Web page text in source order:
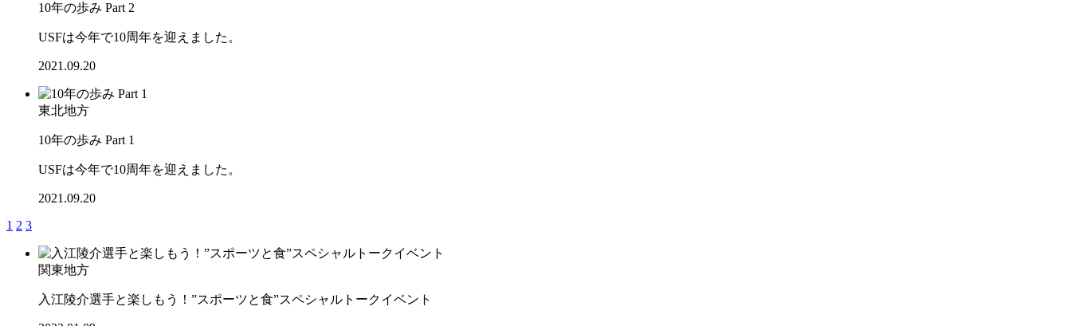
10年の歩み Part 2
USFは今年で10周年を迎えました。
2021.09.20
東北地方
10年の歩み Part 1
USFは今年で10周年を迎えました。
2021.09.20
1 2 3
関東地方
入江陵介選手と楽しもう！”スポーツと食”スペシャルトークイベント